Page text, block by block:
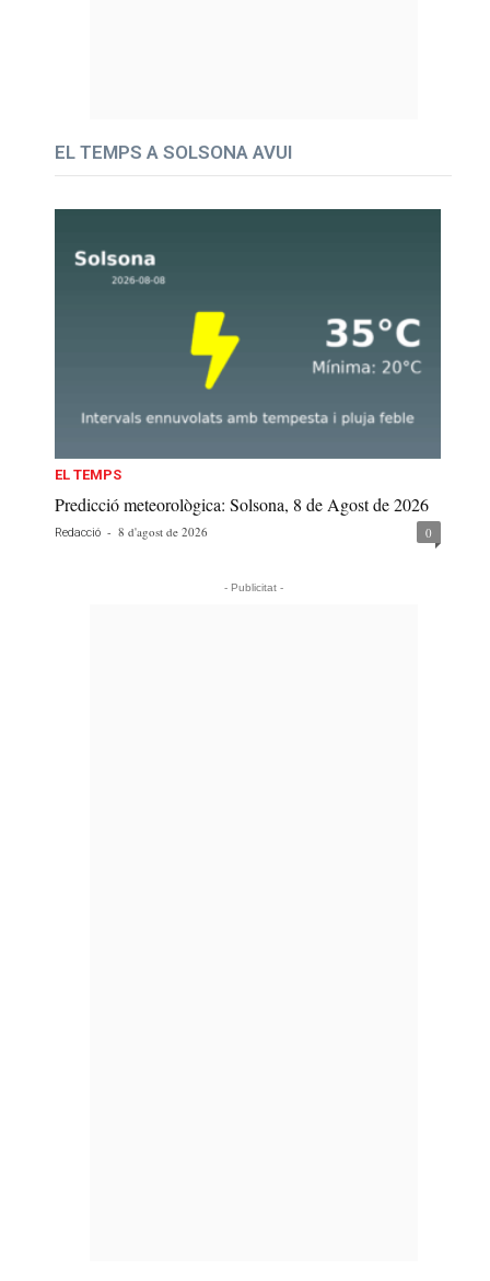
EL TEMPS A SOLSONA AVUI
EL TEMPS
Predicció meteorològica: Solsona, 8 de Agost de 2026
Redacció - 8 d'agost de 2026 0
- Publicitat -